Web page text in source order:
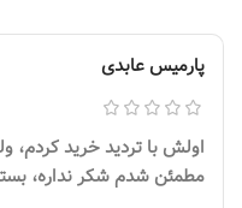
پارمیس عابدی
اولش با تردید خرید کردم،
مطمئن شدم شکر نداره،